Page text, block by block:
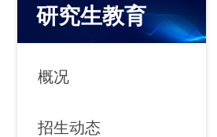
研究生教育
概况
招生动态